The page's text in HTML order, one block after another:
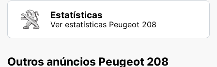
Estatísticas
Ver estatísticas Peugeot 208
Outros anúncios Peugeot 208